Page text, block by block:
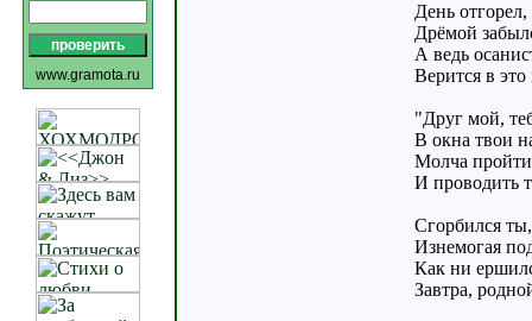
www.gramota.ru
День
Дрёмой
А ведь
Верится в
"Друг мой,
В окна твои
Молча
И проводить
Сгорбился
Изнемогая
Как ни
Завтра,